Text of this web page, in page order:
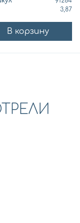
3,87
В корзину